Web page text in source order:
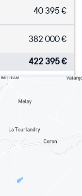
40 395 €
382 000€
422 395€